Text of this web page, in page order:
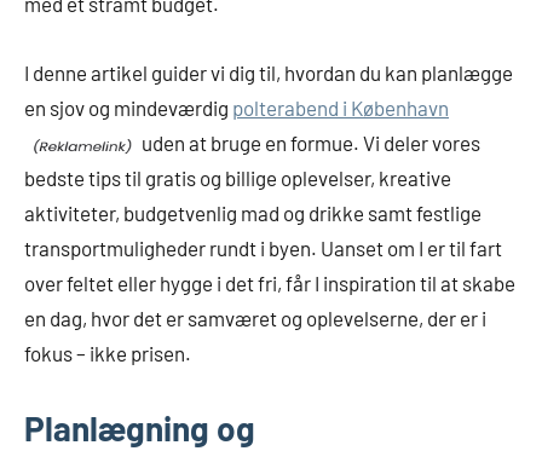
I denne artikel guider vi dig til, hvordan du kan planlægge
en sjov og mindeværdig polterabend i København
uden at bruge en formue. Vi deler vores
bedste tips til gratis og billige oplevelser, kreative
aktiviteter, budgetvenlig mad og drikke samt festlige
transportmuligheder rundt i byen. Uanset om I er til fart
over feltet eller hygge i det fri, får I inspiration til at skabe
en dag, hvor det er samværet og oplevelserne, der er i
fokus – ikke prisen.
Planlægning og